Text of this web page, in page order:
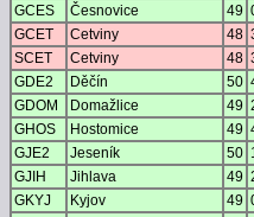
GCES
Česnovice 49
GCET
Cetviny 48
SCET
Cetviny 48
GDE2
Děčín 50
GDOM
Domažlice 49
GHOS
Hostomice 49
GJE2
Jeseník 50
GJIH
Jihlava 49
GKYJ
Kyjov 49